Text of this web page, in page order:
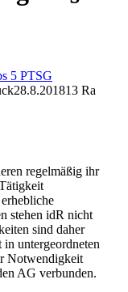
5 PTSG
28.8.201813 Ra
regelmäßig ihr
stehen idR nicht
sind daher
in untergeordneten
Notwendigkeit
AG verbunden.